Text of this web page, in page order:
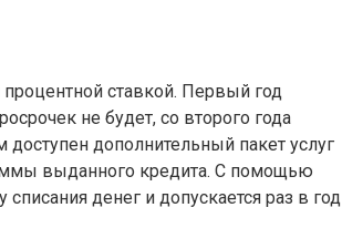
ставкой. Первый год
не будет, со второго года
дополнительный пакет услуг
выданного кредита. С помощью
денег и допускается раз в год